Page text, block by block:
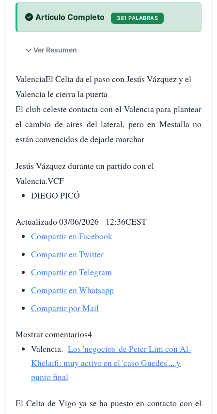
Artículo Completo 381 PALABRAS
Ver Resumen
ValenciaEl Celta da el paso con Jesús Vázquez y el
Valencia le cierra la puerta
El club celeste contacta con el Valencia para plantear
el cambio de aires del lateral, pero en Mestalla no
están convencidos de dejarle marchar
Jesús Vázquez durante un partido con el
Valencia.VCF
DIEGO PICÓ
Actualizado 03/06/2026 - 12:36CEST
Compartir en Facebook
Compartir en Twitter
Compartir en Telegram
Compartir en Whatsapp
Compartir por Mail
Mostrar comentarios4
Valencia. Los 'negocios' de Peter Lim con Al-
Khelaifi: muy activo en el 'caso Guedes'... y
punto final
El Celta de Vigo ya se ha puesto en contacto con el